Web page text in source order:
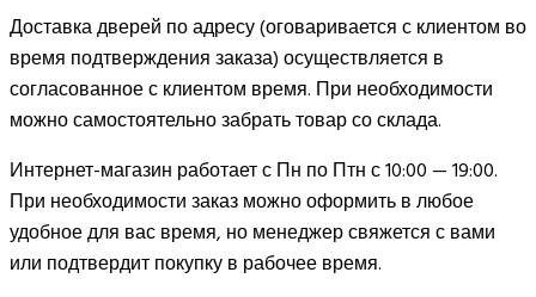
Доставка дверей по адресу (оговаривается с клиентом во
время подтверждения заказа) осуществляется в
согласованное с клиентом время. При необходимости
можно самостоятельно забрать товар со склада.
Интернет-магазин работает с Пн по Птн с 10:00 — 19:00.
При необходимости заказ можно оформить в любое
удобное для вас время, но менеджер свяжется с вами
или подтвердит покупку в рабочее время.